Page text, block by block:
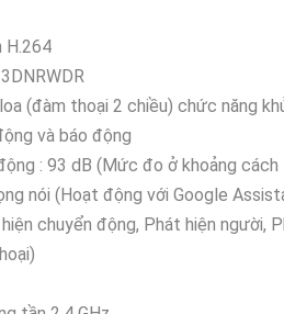
H.264
(đàm thoại 2 chiều) chức năng
và báo động
: 93 dB (Mức đo ở khoảng
nói (Hoạt động với Google
chuyển động, Phát hiện người,